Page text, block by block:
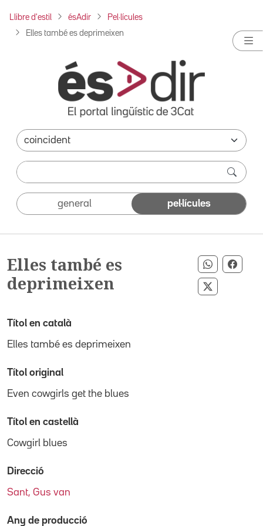
Llibre d'estil ésAdir Pel·lícules
Elles també es deprimeixen
general pel·lícules
Elles també es
deprimeixen
Compartir
Compartir
Títol en català
Elles també es deprimeixen
Títol original
Even cowgirls get the blues
Títol en castellà
Cowgirl blues
Direcció
Sant, Gus van
Any de producció